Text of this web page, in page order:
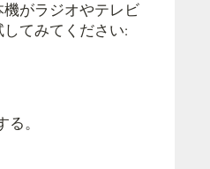
がラジオやテレビ
てみてください:
。